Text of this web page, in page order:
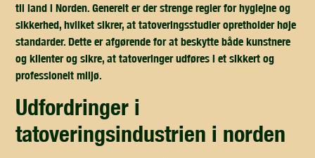
til land i Norden. Generelt er der strenge regler for hygiejne og
sikkerhed, hvilket sikrer, at tatoveringsstudier opretholder høje
standarder. Dette er afgørende for at beskytte både kunstnere
og klienter og sikre, at tatoveringer udføres i et sikkert og
professionelt miljø.
udfordringer i
tatoveringsindustrien i norden